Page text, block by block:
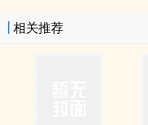
分月......发现自己的bi不见了
相关推荐